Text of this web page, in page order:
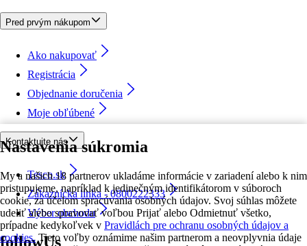
Nastavenia súkromia
My a našich 18 partnerov ukladáme informácie v zariadení alebo k nim
pristupujeme, napríklad k jedinečným identifikátorom v súboroch
cookie, za účelom spracúvania osobných údajov. Svoj súhlas môžete
udeliť alebo spravovať voľbou Prijať alebo Odmietnuť všetko,
prípadne kedykoľvek v Pravidlách pre ochranu osobných údajov a
cookies. Tieto voľby oznámime našim partnerom a neovplyvnia údaje
Pred prvým nákupom
Ako nakupovať
Registrácia
Objednanie doručenia
Moje obľúbené
Kontaktujte nás
Tesco.sk
Zákaznícka linka - 0800222333
Výber obchodu
followUs